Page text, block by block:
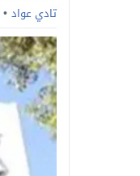
تادي عواد